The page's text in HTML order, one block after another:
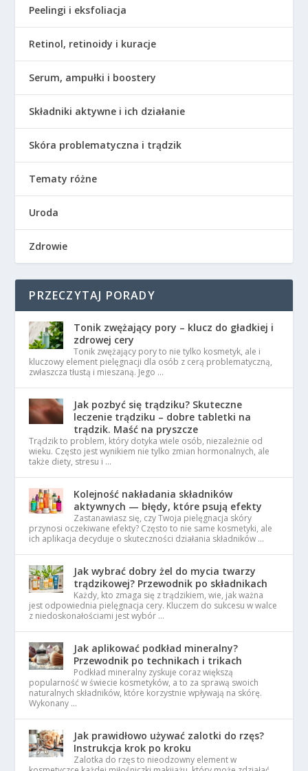
Peelingi i eksfoliacja
Retinol, retinoidy i kuracje
Serum, ampułki i boostery
Składniki aktywne i ich działanie
Skóra problematyczna i trądzik
Tematy różne
Uroda
Zdrowie
PRZECZYTAJ PORADY
Tonik zwężający pory – klucz do gładkiej i
zdrowej cery
Tonik zwężający pory to nie tylko kosmetyk, ale i
kluczowy element pielęgnacji dla osób z cerą problematyczną,
zwłaszcza tłustą i mieszaną. Jego …
Jak pozbyć się trądziku? Skuteczne
leczenie trądziku – dobre tabletki na
trądzik. Maść na pryszcze
Trądzik to problem, który dotyka wiele osób, niezależnie od
wieku. Często jest wynikiem nie tylko zmian hormonalnych, ale
także diety, stresu i …
Kolejność nakładania składników
aktywnych — błędy, które psują efekty
Zastanawiasz się, czy Twoja pielęgnacja skóry
przynosi oczekiwane efekty? Często to nie same kosmetyki, ale
ich aplikacja decyduje o skuteczności działania składników …
Jak wybrać dobry żel do mycia twarzy
trądzikowej? Przewodnik po składnikach
Każdy, kto zmaga się z trądzikiem, wie, jak ważna
jest odpowiednia pielęgnacja cery. Kluczem do sukcesu w walce
z niedoskonałościami jest wybór …
Jak aplikować podkład mineralny?
Przewodnik po technikach i trikach
Podkład mineralny zyskuje coraz większą
popularność w świecie kosmetyków, a to za sprawą swoich
naturalnych składników, które korzystnie wpływają na skórę.
Wykonany …
Jak prawidłowo używać zalotki do rzęs?
Instrukcja krok po kroku
Zalotka do rzęs to nieodzowny element w